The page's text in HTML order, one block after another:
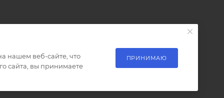
нашем веб-сайте, что
сайта, вы принимаете
ПРИНИМАЮ